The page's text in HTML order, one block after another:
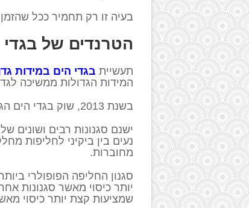
בעיה זו רק תחמיר ככל
הטרנדים של בגדי
תעשיית בגדי הים במידות
המידות הגדולות ממשיכה
בשנת 2013, שוק בגדי הים הגדולות העולמי היה שווה 5 מיליארד דולר.
ישנם סגנונות רבים ושונים
נעים בין ביקיני לחליפות
מחוברות.
סגנון החליפה הפופולרי
יותר כיסוי מאשר סגנונות
שמציעות קצת יותר כיסוי